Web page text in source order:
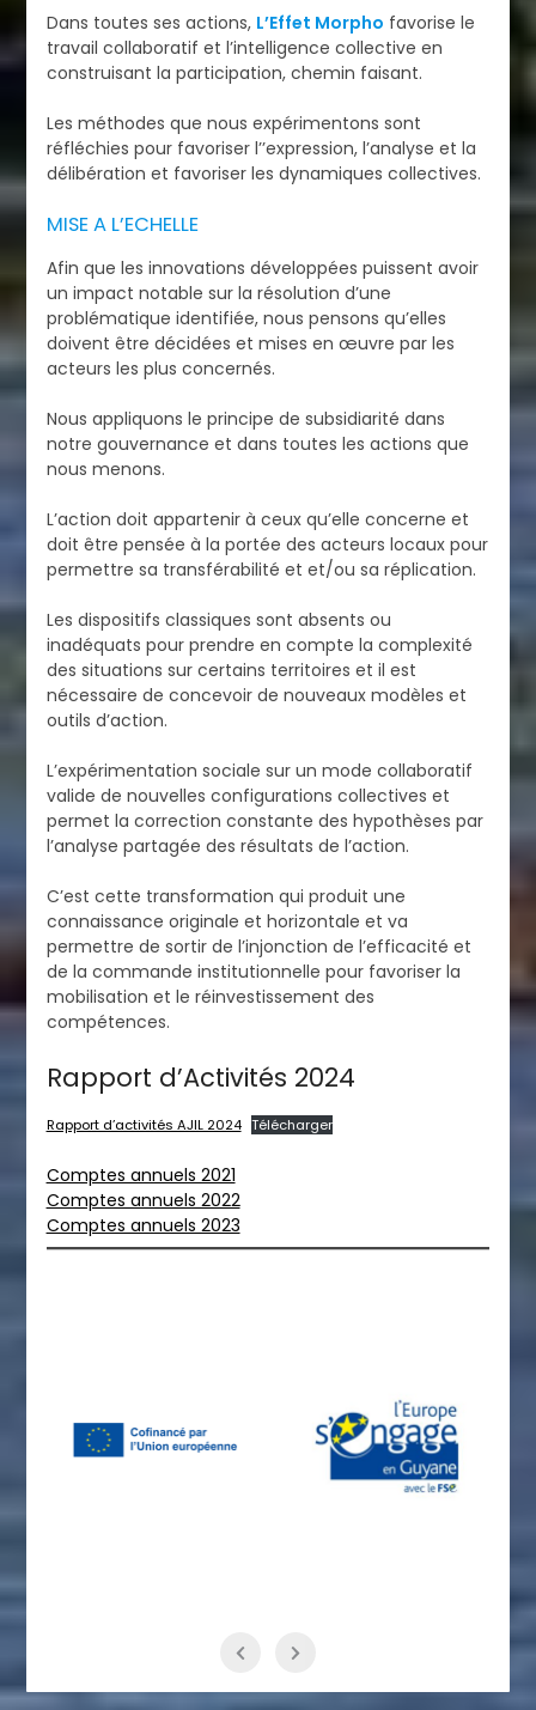
Dans toutes ses actions, L’Effet Morpho favorise le
travail collaboratif et l’intelligence collective en
construisant la participation, chemin faisant.
Les méthodes que nous expérimentons sont
réfléchies pour favoriser l’’expression, l’analyse et la
délibération et favoriser les dynamiques collectives.
MISE A L’ECHELLE
Afin que les innovations développées puissent avoir
un impact notable sur la résolution d’une
problématique identifiée, nous pensons qu’elles
doivent être décidées et mises en œuvre par les
acteurs les plus concernés.
Nous appliquons le principe de subsidiarité dans
notre gouvernance et dans toutes les actions que
nous menons.
L’action doit appartenir à ceux qu’elle concerne et
doit être pensée à la portée des acteurs locaux pour
permettre sa transférabilité et et/ou sa réplication.
Les dispositifs classiques sont absents ou
inadéquats pour prendre en compte la complexité
des situations sur certains territoires et il est
nécessaire de concevoir de nouveaux modèles et
outils d’action.
L’expérimentation sociale sur un mode collaboratif
valide de nouvelles configurations collectives et
permet la correction constante des hypothèses par
l’analyse partagée des résultats de l’action.
C’est cette transformation qui produit une
connaissance originale et horizontale et va
permettre de sortir de l’injonction de l’efficacité et
de la commande institutionnelle pour favoriser la
mobilisation et le réinvestissement des
compétences.
Rapport d’Activités 2024
Rapport d’activités AJIL 2024 Télécharger
Comptes annuels 2021
Comptes annuels 2022
Comptes annuels 2023